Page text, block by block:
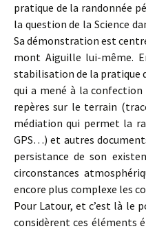
pratique de la randonnée
la question de la Science
Sa démonstration est
mont Aiguille lui-même.
stabilisation de la pratique
qui a mené à la
repères sur le terrain
médiation qui permet la
GPS…) et autres
persistance de son
circonstances
encore plus complexe les
Pour Latour, et c’est là le
considèrent ces éléments